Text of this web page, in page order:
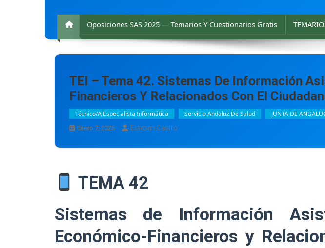
Oposiciones SAS 2025 — Temarios Y Cuestionarios Gratis
TEI – Tema 42. Sistemas De Información
Financieros Y Relacionados Con El
Técnico/a Especialista Informática Servicio Andaluz De Salud JUNTA DE
Enero 7, 2026 Esteban Castro
TEMA 42
Sistemas de Información
Económico-Financieros y